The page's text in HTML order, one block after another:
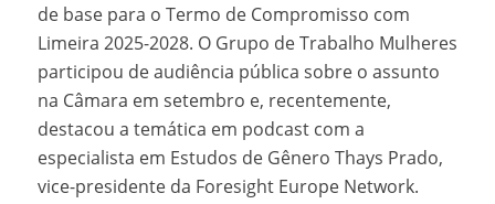
de base para o Termo de Compromisso com
Limeira 2025-2028. O Grupo de Trabalho Mulheres
participou de audiência pública sobre o assunto
na Câmara em setembro e, recentemente,
destacou a temática em podcast com a
especialista em Estudos de Gênero Thays Prado,
vice-presidente da Foresight Europe Network.